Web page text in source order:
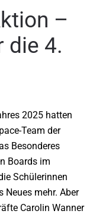
–
die 4.
2025 hatten
Team der
Besonderes
Boards im
Schülerinnen
Neues mehr. Aber
Carolin Wanner